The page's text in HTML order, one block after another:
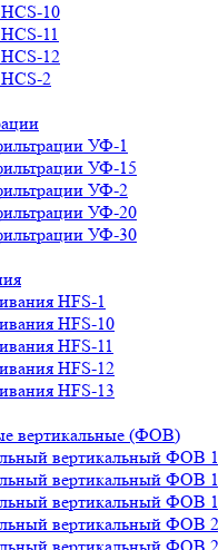
10
11
12
2
УФ-1
УФ-15
УФ-2
УФ-20
УФ-30
HFS-1
HFS-10
HFS-11
HFS-12
HFS-13
вертикальные (ФОВ)
вертикальный ФОВ
вертикальный ФОВ
вертикальный ФОВ
вертикальный ФОВ